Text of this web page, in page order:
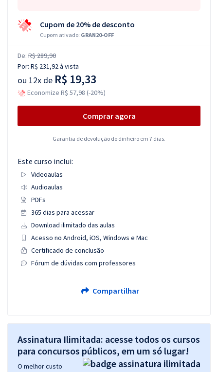
Cupom de 20% de desconto
Cupom ativado: GRAN20-OFF
De: R$ 289,90
Por: R$ 231,92à vista
ou 12x de R$ 19,33
Economize R$ 57,98 (-20%)
Comprar agora
Garantia de devolução do dinheiro em 7 dias.
Este curso inclui:
Videoaulas
Audioaulas
PDFs
365 dias para acessar
Download ilimitado das aulas
Acesso no Android, iOS, Windows e Mac
Certificado de conclusão
Fórum de dúvidas com professores
Compartilhar
Assinatura Ilimitada: acesse todos os cursos
para concursos públicos, em um só lugar!
O melhor custo